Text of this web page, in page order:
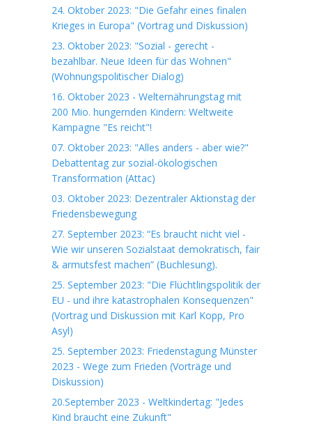
24. Oktober 2023: "Die Gefahr eines finalen
Krieges in Europa" (Vortrag und Diskussion)
23. Oktober 2023: "Sozial - gerecht -
bezahlbar. Neue Ideen für das Wohnen"
(Wohnungspolitischer Dialog)
16. Oktober 2023 - Welternährungstag mit
200 Mio. hungernden Kindern: Weltweite
Kampagne "Es reicht"!
07. Oktober 2023: "Alles anders - aber wie?"
Debattentag zur sozial-ökologischen
Transformation (Attac)
03. Oktober 2023: Dezentraler Aktionstag der
Friedensbewegung
27. September 2023: “Es braucht nicht viel -
Wie wir unseren Sozialstaat demokratisch, fair
& armutsfest machen” (Buchlesung).
25. September 2023: "Die Flüchtlingspolitik der
EU - und ihre katastrophalen Konsequenzen"
(Vortrag und Diskussion mit Karl Kopp, Pro
Asyl)
25. September 2023: Friedenstagung Münster
2023 - Wege zum Frieden (Vorträge und
Diskussion)
20.September 2023 - Weltkindertag: "Jedes
Kind braucht eine Zukunft"